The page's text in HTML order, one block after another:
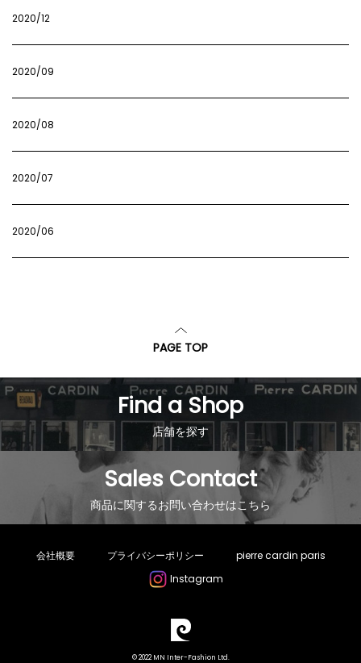
2020/12
2020/09
2020/08
2020/07
2020/06
PAGE TOP
Find a Shop
店舗を探す
Sales Contact
商品に関するお問い合わせはこちら
会社概要 プライバシーポリシー
pierre cardin paris
Instagram
© 2022 MN Inter-Fashion Ltd.